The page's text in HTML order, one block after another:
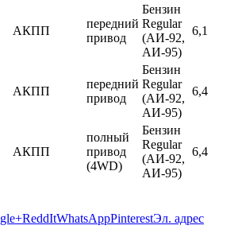
АКПП
передний
привод
Бензин
Regular
(АИ-92,
АИ-95)
6,1
АКПП
передний
привод
Бензин
Regular
(АИ-92,
АИ-95)
6,4
АКПП
полный
привод
(4WD)
Бензин
Regular
(АИ-92,
АИ-95)
6,4
ReddItWhatsAppPinterestЭл. адрес